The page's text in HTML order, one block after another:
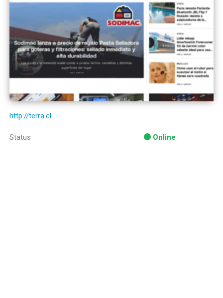
http://terra.cl
Status Online